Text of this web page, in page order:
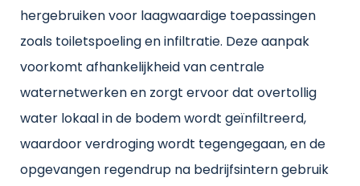
hergebruiken voor laagwaardige toepassingen
zoals toiletspoeling en infiltratie. Deze aanpak
voorkomt afhankelijkheid van centrale
waternetwerken en zorgt ervoor dat overtollig
water lokaal in de bodem wordt geïnfiltreerd,
waardoor verdroging wordt tegengegaan, en de
opgevangen regendrup na bedrijfsintern gebruik